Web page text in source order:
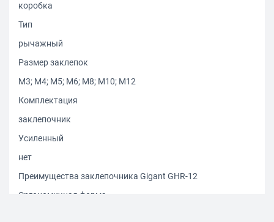
коробка
Тип
рычажный
Размер заклепок
М3; М4; М5; М6; М8; М10; М12
Комплектация
заклепочник
Усиленный
нет
Преимущества заклепочника Gigant GHR-12
Эргономичная форма.